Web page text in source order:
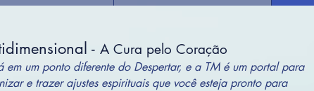
- A Cura pelo Coração
em um ponto diferente do Despertar, e a TM é um portal para
e trazer ajustes espirituais que você esteja pronto para